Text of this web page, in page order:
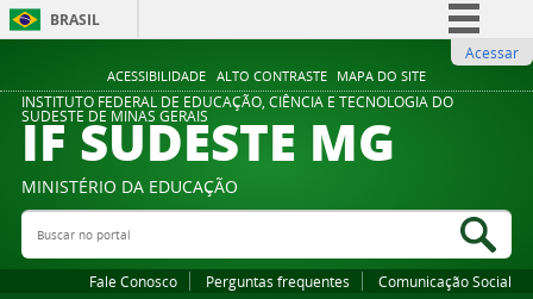
ACESSIBILIDADE ALTO CONTRASTE MAPA DO SITE
BRASIL
Comunica BR
Participe
Legislação
Acessar
INSTITUTO FEDERAL DE EDUCAÇÃO, CIÊNCIA E TECNOLOGIA DO
SUDESTE DE MINAS GERAIS
IF SUDESTE MG
MINISTÉRIO DA EDUCAÇÃO
Buscar no portal
Fale Conosco Perguntas frequentes Comunicação Social